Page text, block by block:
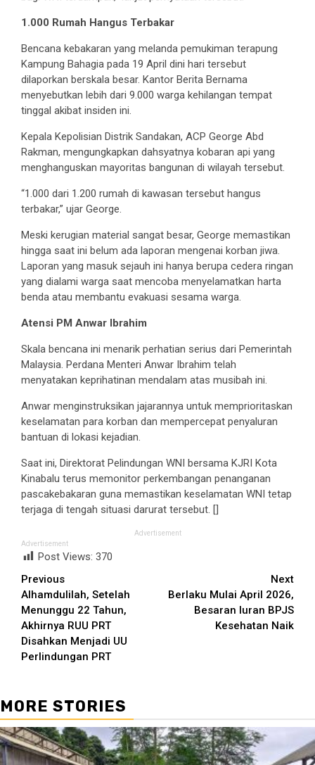
1.000 Rumah Hangus Terbakar
Bencana kebakaran yang melanda pemukiman terapung
Kampung Bahagia pada 19 April dini hari tersebut
dilaporkan berskala besar. Kantor Berita Bernama
menyebutkan lebih dari 9.000 warga kehilangan tempat
tinggal akibat insiden ini.
Kepala Kepolisian Distrik Sandakan, ACP George Abd
Rakman, mengungkapkan dahsyatnya kobaran api yang
menghanguskan mayoritas bangunan di wilayah tersebut.
“1.000 dari 1.200 rumah di kawasan tersebut hangus
terbakar,” ujar George.
Meski kerugian material sangat besar, George memastikan
hingga saat ini belum ada laporan mengenai korban jiwa.
Laporan yang masuk sejauh ini hanya berupa cedera ringan
yang dialami warga saat mencoba menyelamatkan harta
benda atau membantu evakuasi sesama warga.
Atensi PM Anwar Ibrahim
Skala bencana ini menarik perhatian serius dari Pemerintah
Malaysia. Perdana Menteri Anwar Ibrahim telah
menyatakan keprihatinan mendalam atas musibah ini.
Anwar menginstruksikan jajarannya untuk memprioritaskan
keselamatan para korban dan mempercepat penyaluran
bantuan di lokasi kejadian.
Saat ini, Direktorat Pelindungan WNI bersama KJRI Kota
Kinabalu terus memonitor perkembangan penanganan
pascakebakaran guna memastikan keselamatan WNI tetap
terjaga di tengah situasi darurat tersebut. []
Advertisement
Advertisement
Post Views: 370
Continue
Reading
Previous
Alhamdulilah, Setelah
Menunggu 22 Tahun,
Akhirnya RUU PRT
Disahkan Menjadi UU
Perlindungan PRT
Next
Berlaku Mulai April 2026,
Besaran Iuran BPJS
Kesehatan Naik
MORE STORIES